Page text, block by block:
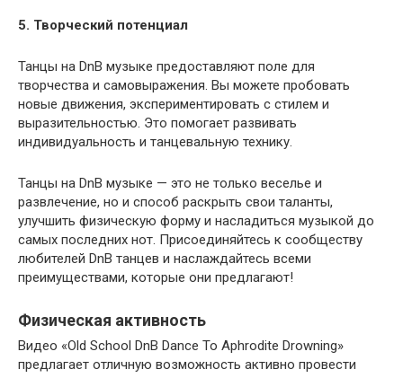
5. Творческий потенциал
Танцы на DnB музыке предоставляют поле для
творчества и самовыражения. Вы можете пробовать
новые движения, экспериментировать с стилем и
выразительностью. Это помогает развивать
индивидуальность и танцевальную технику.
Танцы на DnB музыке — это не только веселье и
развлечение, но и способ раскрыть свои таланты,
улучшить физическую форму и насладиться музыкой до
самых последних нот. Присоединяйтесь к сообществу
любителей DnB танцев и наслаждайтесь всеми
преимуществами, которые они предлагают!
Физическая активность
Видео «Old School DnB Dance To Aphrodite Drowning»
предлагает отличную возможность активно провести